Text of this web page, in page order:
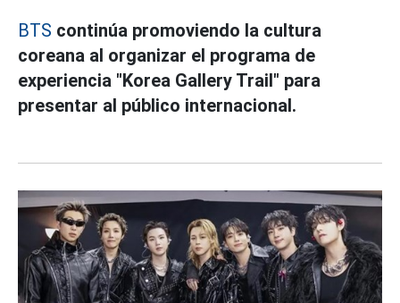
BTS continúa promoviendo la cultura
coreana al organizar el programa de
experiencia "Korea Gallery Trail" para
presentar al público internacional.